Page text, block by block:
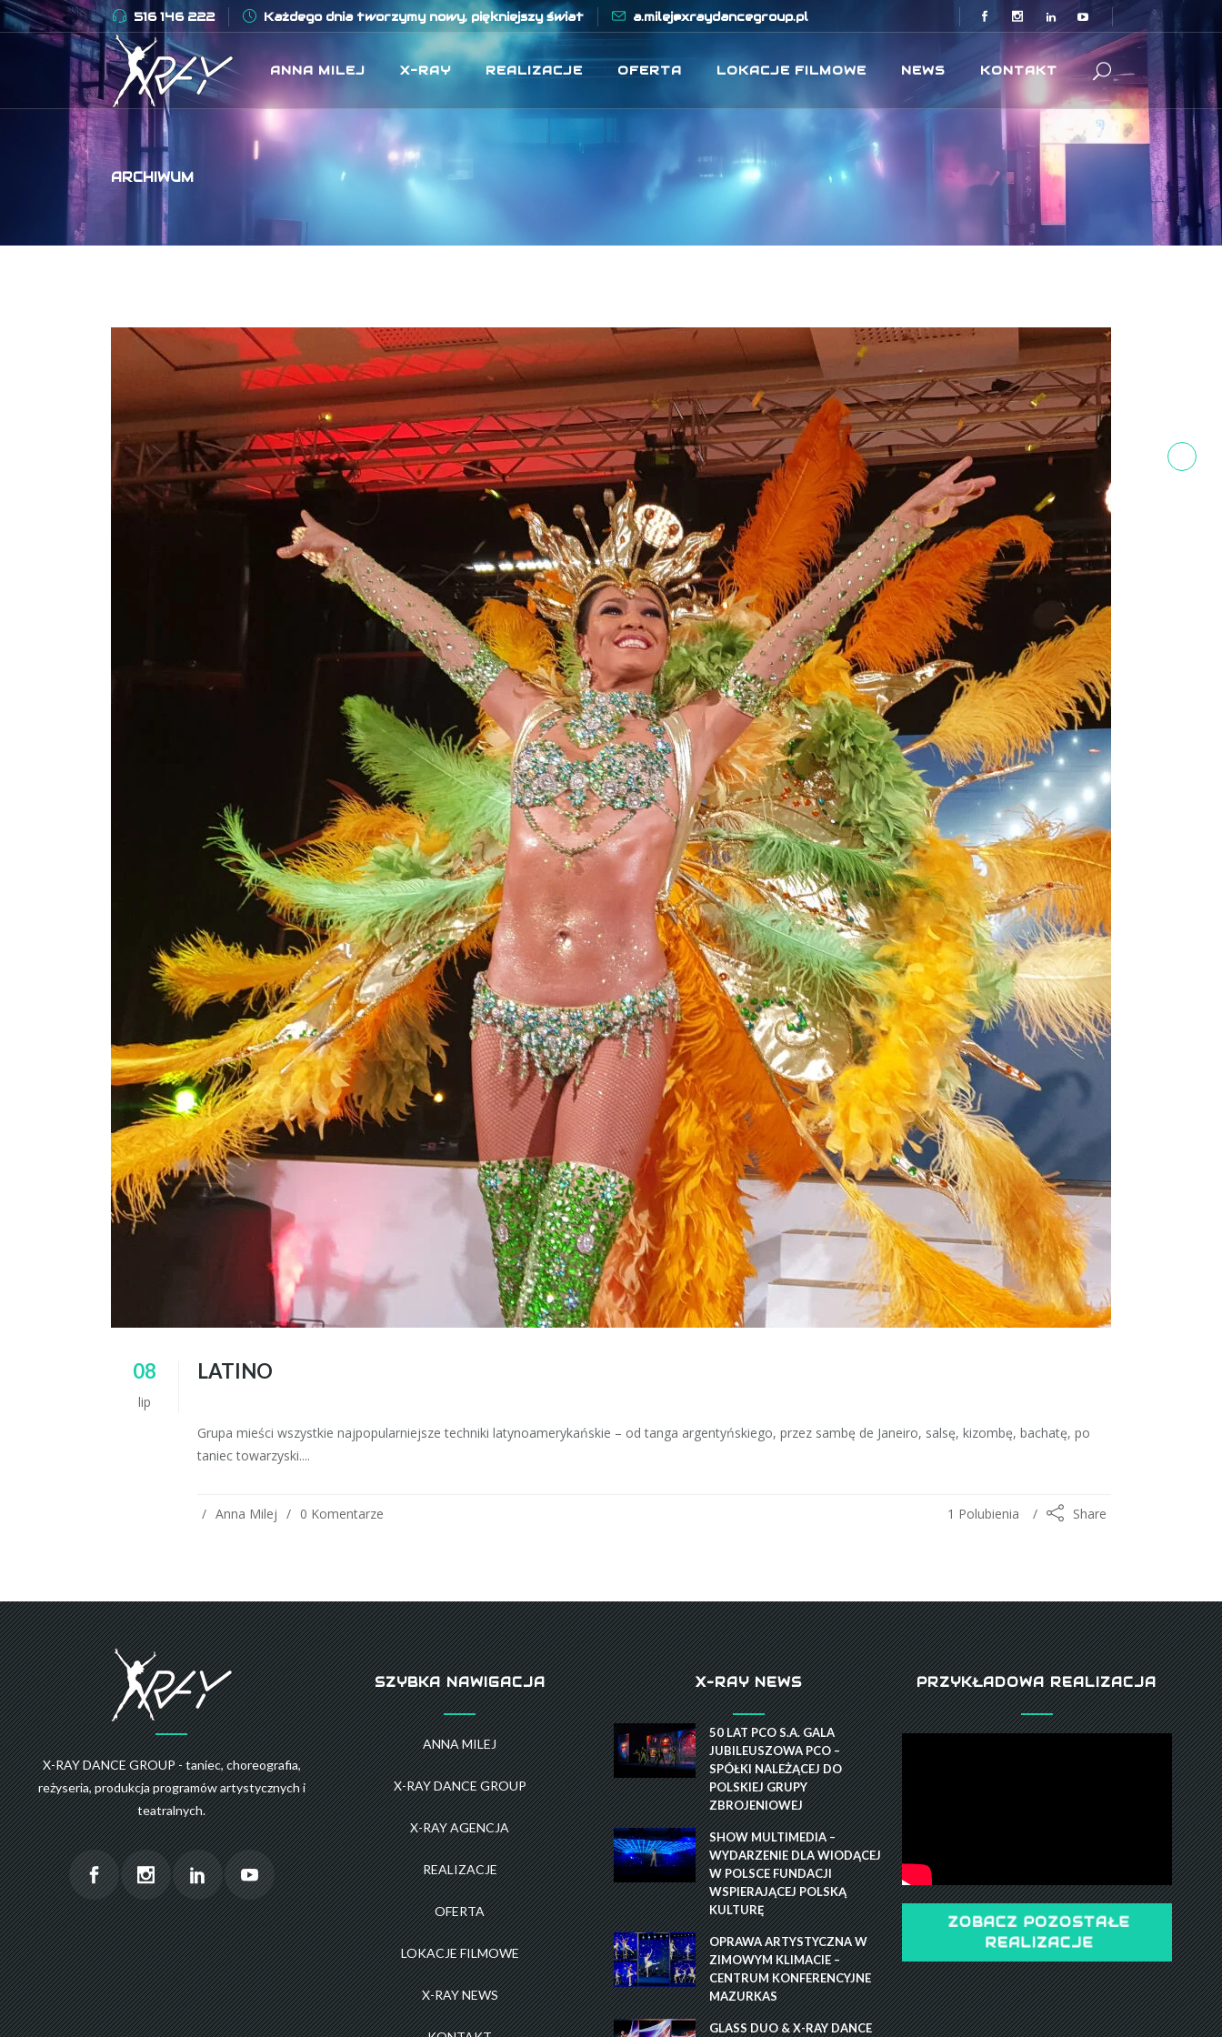
516 146 222 Każdego dnia tworzymy nowy, piękniejszy świat a.milej@xraydancegroup.pl
ANNA MILEJ X-RAY REALIZACJE OFERTA LOKACJE FILMOWE NEWS KONTAKT
ARCHIWUM
08
lip
LATINO
Grupa mieści wszystkie najpopularniejsze techniki latynoamerykańskie – od tanga argentyńskiego, przez sambę de Janeiro, salsę, kizombę, bachatę, po
taniec towarzyski....
Anna Milej 0 Komentarze Share
1 Polubienia
X-RAY DANCE GROUP - taniec, choreografia,
reżyseria, produkcja programów artystycznych i
teatralnych.
SZYBKA NAWIGACJA
ANNA MILEJ
X-RAY DANCE GROUP
X-RAY AGENCJA
REALIZACJE
OFERTA
LOKACJE FILMOWE
X-RAY NEWS
X-RAY NEWS
50 LAT PCO S.A. GALA
JUBILEUSZOWA PCO –
SPÓŁKI NALEŻĄCEJ DO
POLSKIEJ GRUPY
ZBROJENIOWEJ
SHOW MULTIMEDIA –
WYDARZENIE DLA WIODĄCEJ
W POLSCE FUNDACJI
WSPIERAJĄCEJ POLSKĄ
KULTURĘ
OPRAWA ARTYSTYCZNA W
ZIMOWYM KLIMACIE –
CENTRUM KONFERENCYJNE
MAZURKAS
GLASS DUO & X-RAY DANCE
PRZYKŁADOWA REALIZACJA
ZOBACZ POZOSTAŁE
REALIZACJE